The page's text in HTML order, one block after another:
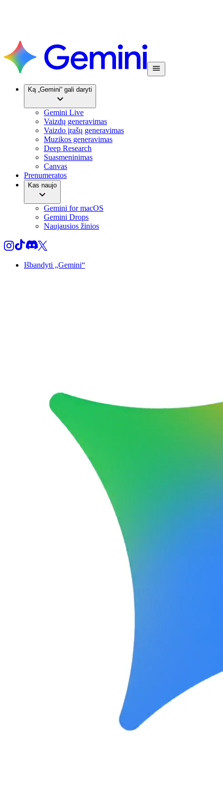
Ką „Gemini“ gali daryti
Gemini Live
Vaizdų generavimas
Vaizdo įrašų generavimas
Muzikos generavimas
Deep Research
Suasmeninimas
Canvas
Prenumeratos
Kas naujo
Gemini for macOS
Gemini Drops
Naujausios žinios
Išbandyti „Gemini“